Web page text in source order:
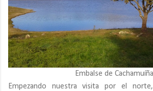
Embalse de Cachamuíña
Empezando nuestra visita por el